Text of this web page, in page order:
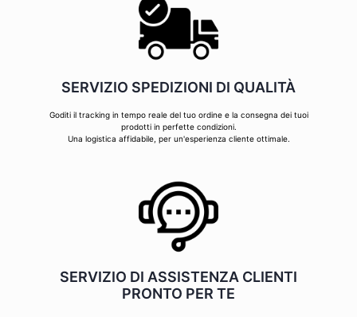
SERVIZIO SPEDIZIONI DI QUALITÀ
Goditi il tracking in tempo reale del tuo ordine e la consegna dei tuoi
prodotti in perfette condizioni.
Una logistica affidabile, per un'esperienza cliente ottimale.
SERVIZIO DI ASSISTENZA CLIENTI
PRONTO PER TE